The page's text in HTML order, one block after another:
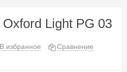
Light PG 03
В избранное Сравнение